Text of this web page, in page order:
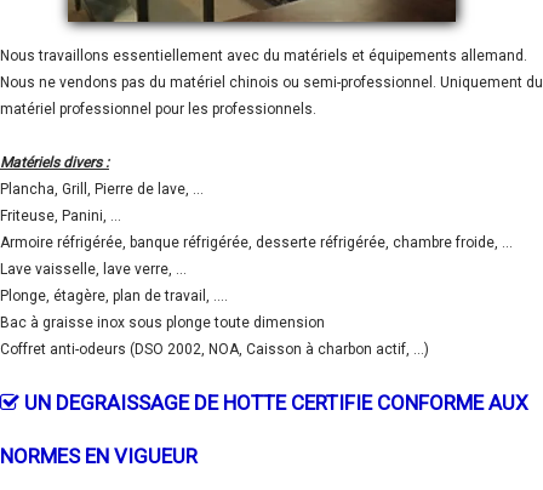
Nous travaillons essentiellement avec du matériels et équipements allemand.
Nous ne vendons pas du matériel chinois ou semi-professionnel. Uniquement du
matériel professionnel pour les professionnels.
Matériels divers :
Plancha, Grill, Pierre de lave, ...
Friteuse, Panini, ...
Armoire réfrigérée, banque réfrigérée, desserte réfrigérée, chambre froide, ...
Lave vaisselle, lave verre, ...
Plonge, étagère, plan de travail, ....
Bac à graisse inox sous plonge toute dimension
Coffret anti-odeurs (DSO 2002, NOA, Caisson à charbon actif, ...)
UN DEGRAISSAGE DE HOTTE CERTIFIE CONFORME AUX
NORMES EN VIGUEUR